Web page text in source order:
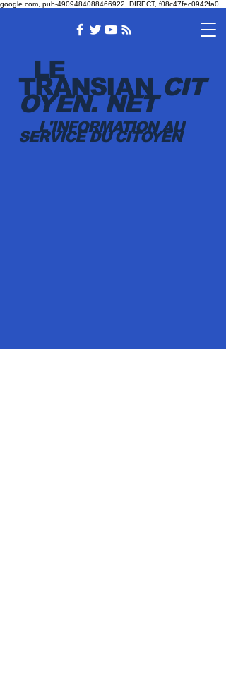
google.com, pub-4909484088466922, DIRECT, f08c47fec0942fa0
LE
TRANSIAN CIT
OYEN.NET
L'INFORMATION AU
SERVICE DU CITOYEN